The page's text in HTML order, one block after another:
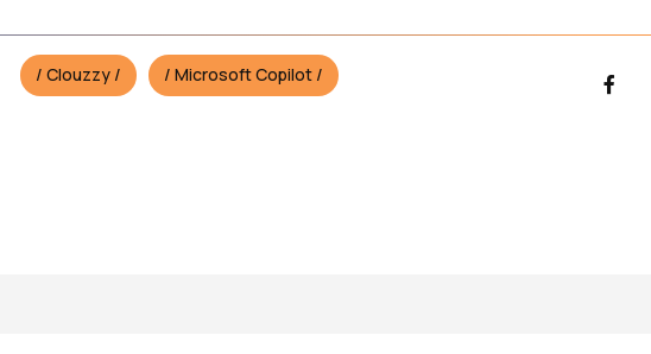
Clouzzy Microsoft Copilot